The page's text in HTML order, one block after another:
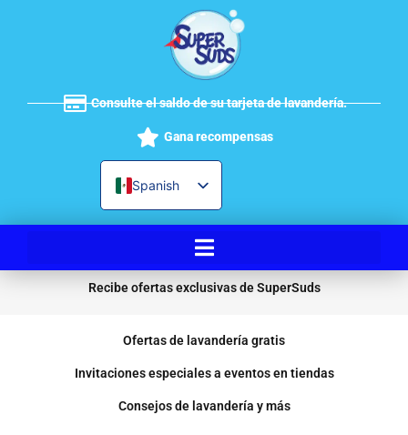
Consulte el saldo de su tarjeta de lavandería.
Gana recompensas
Spanish
English
Recibe ofertas exclusivas de SuperSuds
Ofertas de lavandería gratis
Invitaciones especiales a eventos en tiendas
Consejos de lavandería y más